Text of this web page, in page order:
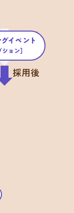
イベント
ョン］
採用前
採用後